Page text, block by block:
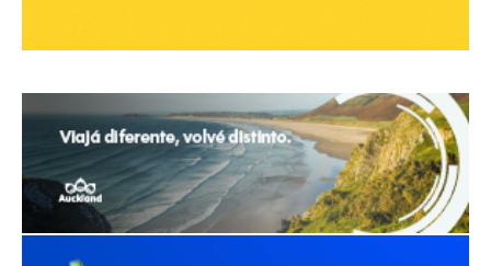
avaliant
Suscríbete al Newsletter